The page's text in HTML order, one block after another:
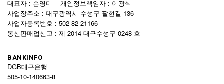
대표자 : 손영미 개인정보책임자 : 이광식
사업장주소 : 대구광역시 수성구 팔현길 136
사업자등록번호 : 502-82-21166
통신판매업신고 : 제 2014-대구수성구-0248 호
BANKINFO
DGB대구은행
505-10-140663-8